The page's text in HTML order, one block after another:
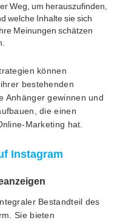
Weg, um herauszufinden,
welche Inhalte sie sich
Meinungen schätzen
können
bestehenden
Anhänger gewinnen und
die einen
Marketing hat.
Instagram
Bestandteil des
Sie bieten